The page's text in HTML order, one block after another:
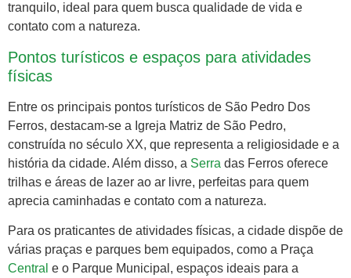
tranquilo, ideal para quem busca qualidade de vida e
contato com a natureza.
Pontos turísticos e espaços para atividades
físicas
Entre os principais pontos turísticos de São Pedro Dos
Ferros, destacam-se a Igreja Matriz de São Pedro,
construída no século XX, que representa a religiosidade e a
história da cidade. Além disso, a Serra das Ferros oferece
trilhas e áreas de lazer ao ar livre, perfeitas para quem
aprecia caminhadas e contato com a natureza.
Para os praticantes de atividades físicas, a cidade dispõe de
várias praças e parques bem equipados, como a Praça
Central e o Parque Municipal, espaços ideais para a